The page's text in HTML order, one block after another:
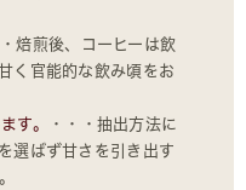
・焙煎後、コーヒーは飲
く官能的な飲み頃をお
す。
・・・抽出方法に
選ばず甘さを引き出す